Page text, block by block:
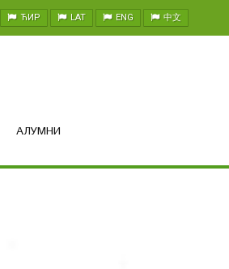
ЋИР LAT ENG 中文
АЛУМНИ